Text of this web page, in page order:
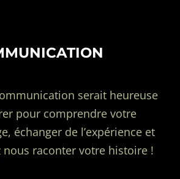
serait heureuse
pour comprendre votre
échanger de l’expérience et
nous raconter votre histoire !